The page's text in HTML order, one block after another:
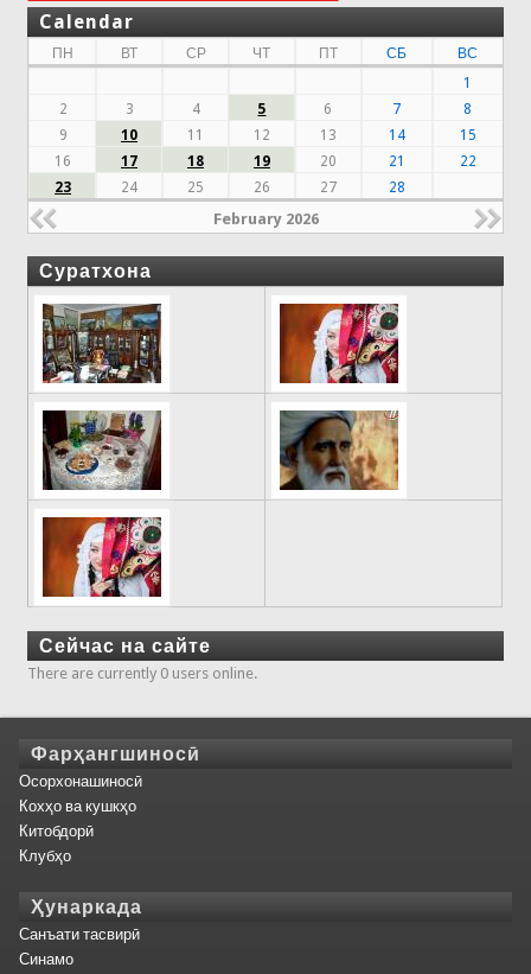
Calendar
ПН ВТ СР ЧТ ПТ СБ
ВС
1
2
3 4 5 6 7
8
9
10 11 12 13 14
15
16
17 18 19 20 21
22
23
24 25 26 27 28
February 2026
Суратхона
Сейчас на сайте
There are currently 0 users online.
Фарҳангшиносӣ
Осорхонашиносӣ
Кохҳо ва кушкҳо
Китобдорӣ
Клубҳо
Ҳунаркада
Санъати тасвирӣ
Синамо